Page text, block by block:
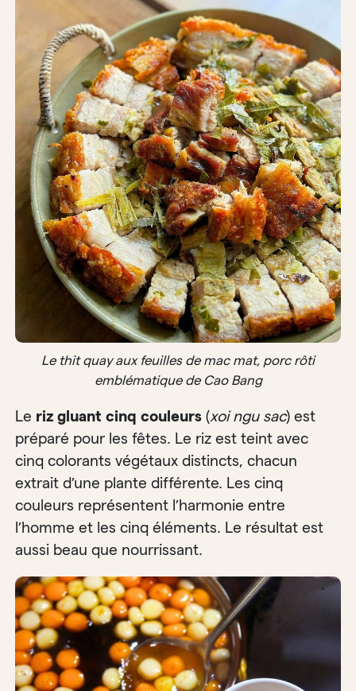
Le thit quay aux feuilles de mac mat, porc rôti
emblématique de Cao Bang
Le riz gluant cinq couleurs (xoi ngu sac) est
préparé pour les fêtes. Le riz est teint avec
cinq colorants végétaux distincts, chacun
extrait d’une plante différente. Les cinq
couleurs représentent l’harmonie entre
l’homme et les cinq éléments. Le résultat est
aussi beau que nourrissant.